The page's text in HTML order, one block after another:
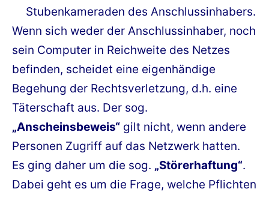
Stubenkameraden des Anschlussinhabers.
Wenn sich weder der Anschlussinhaber, noch
sein Computer in Reichweite des Netzes
befinden, scheidet eine eigenhändige
Begehung der Rechtsverletzung, d.h. eine
Täterschaft aus. Der sog.
„Anscheinsbeweis“ gilt nicht, wenn andere
Personen Zugriff auf das Netzwerk hatten.
Es ging daher um die sog. „Störerhaftung“.
Dabei geht es um die Frage, welche Pflichten